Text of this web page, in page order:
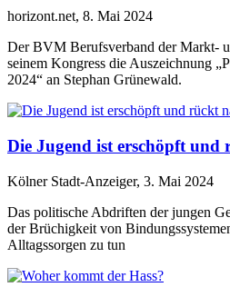
horizont.net, 8. Mai 2024
Der BVM Berufsverband der Markt-
seinem Kongress die Auszeichnung
2024“ an Stephan Grünewald.
Die Jugend ist erschöpft und
Kölner Stadt-Anzeiger, 3. Mai 2024
Das politische Abdriften der jungen
der Brüchigkeit von
Alltagssorgen zu tun